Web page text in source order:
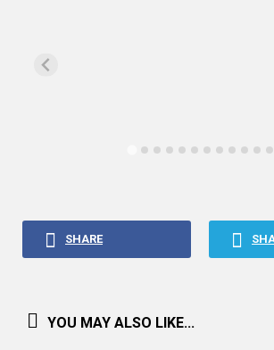
SHARE
YOU MAY ALSO LIKE...